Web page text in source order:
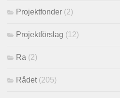
Projektfonder (2)
Projektförslag (12)
Ra (2)
Rådet (205)